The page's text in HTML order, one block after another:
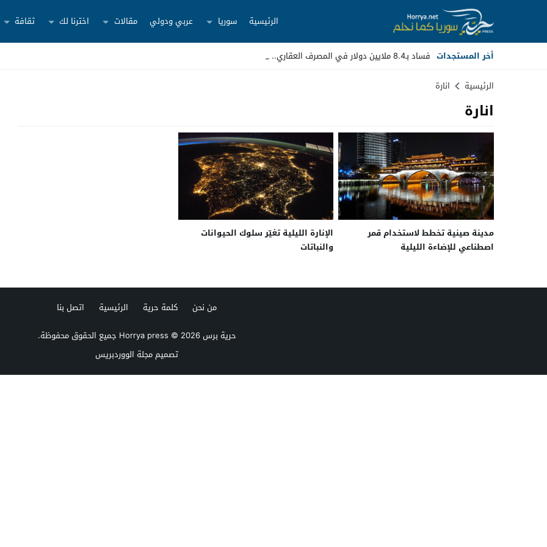
الرئيسية سوريا عربي ودولي مقالات اخترنا لك ثقافة
أخر المستجدات فساد بـ8.4 ملايين دولار في المصرف العقاري.. مسؤ _
Next
الرئيسية انارة
انارة
مدينة صينية تخطط لاستخدام قمر
اصطناعي للإضاءة الليلية
الإنارة الليلية تغيّر سلوك الحيوانات
والنباتات
من نحن كلمة حرية الرئيسية
اتصل بنا
حرية برس Horrya press© 2026 جميع الحقوق محفوظة.
تصميممجلة الووردبريس